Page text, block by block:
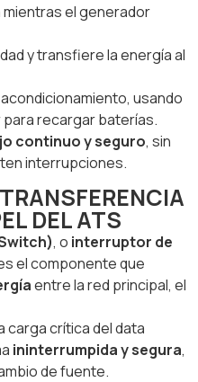
mientras el generador
y transfiere la energía al
usando
recargar baterías.
continuo y seguro, sin
interrupciones.
DEL ATS
, o interruptor de
el componente que
entre la red principal, el
carga crítica del data
ininterrumpida y segura,
de fuente.